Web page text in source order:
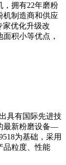
，拥有22年磨粉
机制造商和供应
家优化升级改
积小等优点，
具有国际先进技
最新粉磨设备—
为基础，采用
品粒度、性能